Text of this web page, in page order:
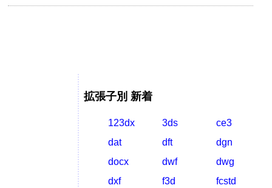
拡張子別 新着
123dx 3ds
ce3
dat
dft
dgn
docx
dwf
dwg
dxf
f3d
fcstd